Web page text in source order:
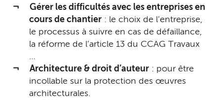
Gérer les difficultés avec les entreprises en
cours de chantier: le choix de l’entreprise,
le processus à suivre en cas de défaillance,
la réforme de l’article 13 du CCAG Travaux
Architecture & droit d’auteur: pour être
incollable sur la protection des œuvres
architecturales.